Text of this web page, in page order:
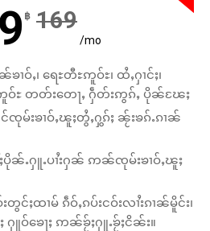
฿ 169
/mo
ဝ်ႇ၊ ရေႊတီႊဢူဝ်ႊ၊ ထႆႇႁၢင်ႈ၊
ဢူဝ်ႊ တတ်းတေႃႇ ႁဵတ်းဢွၵ်ႇ ပိုၼ်ၽႄႈ
မ်းၶၢဝ်ႇၽူႈတွႆႇႁွၵ်ႈ ၼႂ်းၶၵ်ႉၵၢၼ်
ပိုၼ်ႉႁူႉပၢႆးႁၼ် ဢၼ်ၸုမ်းၶၢဝ်ႇၽူႈ
င်ႈထၢမ် ၵဵဝ်ႇၵပ်းငဝ်းလၢႆးၵၢၼ်မိူင်း၊
ႈ ႁူဝ်ၶေႃႈ ဢၼ်ၶႂ်ႈႁူႉၶႂ်ႈငိၼ်း။